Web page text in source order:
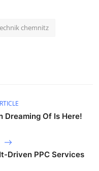
chemnitz
Dreaming Of Is Here!
Driven PPC Services